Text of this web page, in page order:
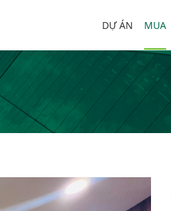
DỰ ÁN MUA